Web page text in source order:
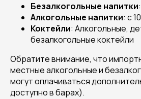
Безалкогольные напитки
Алкогольные напитки: с
Коктейли: Алкогольные,
безалкогольные коктейли
Обратите внимание, что
местные алкогольные и
могут оплачиваться
доступно в барах).